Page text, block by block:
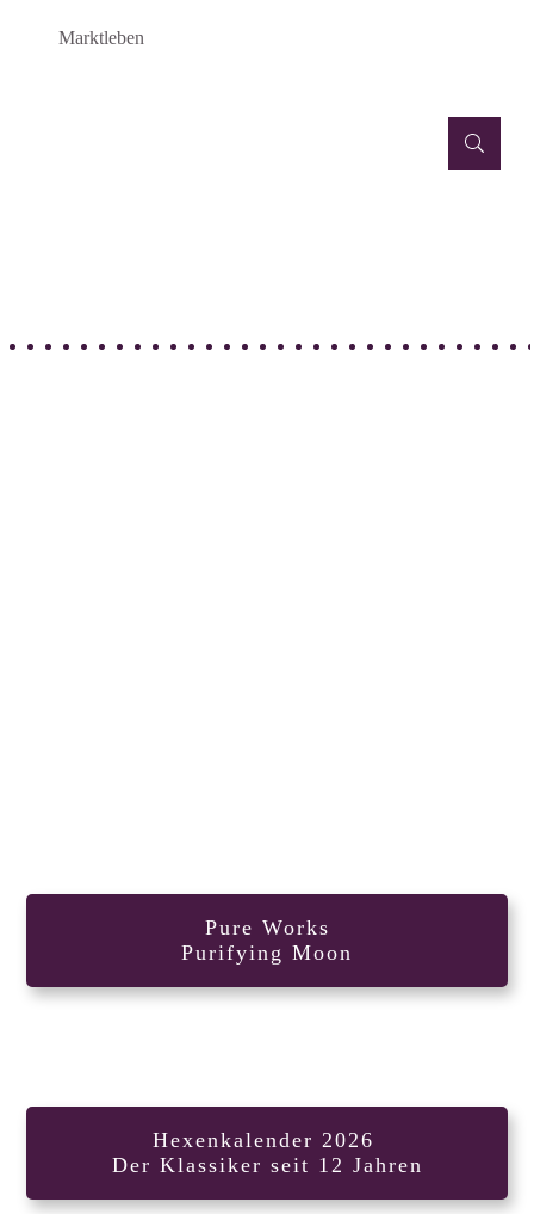
Marktleben
Pure Works
Purifying Moon
Hexenkalender 2026
Der Klassiker seit 12 Jahren